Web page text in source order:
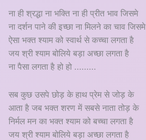
ना ही श्रद्धा ना भक्ति ना ही प्रीत भाव जिसमे
ना दर्शन पाने की इच्छा ना मिलने का चाव जिसमे
ऐसा भक्त श्याम को स्वार्थ से कच्चा लगता है
जय श्री श्याम बोलिये बड़ा अच्छा लगता है
ना पैसा लगता है हो हो .........
सब कुछ उसपे छोड़ के हाथ प्रेम से जोड़ के
आता है जब भक्त शरण में सबसे नाता तोड़ के
निर्मल मन का भक्त श्याम को बच्चा लगता है
जय श्री श्याम बोलिये बड़ा अच्छा लगता है